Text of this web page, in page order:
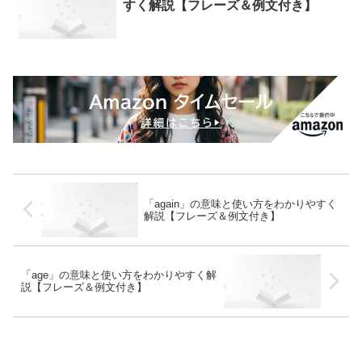
すく解説【フレーズ＆例文付き】
「again」の意味と使い方をわかりやすく
解説【フレーズ＆例文付き】
「age」の意味と使い方をわかりやすく解
説【フレーズ＆例文付き】